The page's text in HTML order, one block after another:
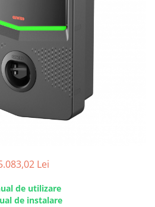
Lei
de utilizare
de instalare